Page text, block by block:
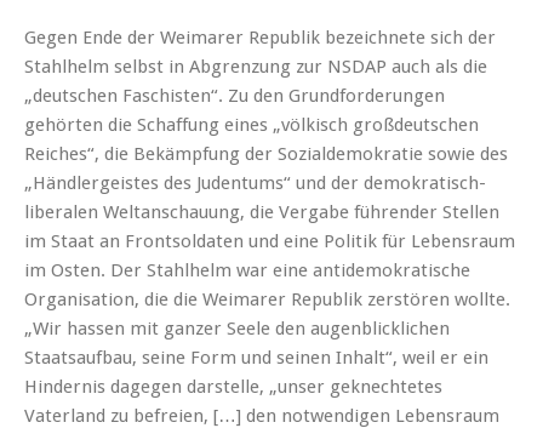
Gegen Ende der Weimarer Republik bezeichnete sich der
Stahlhelm selbst in Abgrenzung zur NSDAP auch als die
„deutschen Faschisten“. Zu den Grundforderungen
gehörten die Schaffung eines „völkisch großdeutschen
Reiches“, die Bekämpfung der Sozialdemokratie sowie des
„Händlergeistes des Judentums“ und der demokratisch-
liberalen Weltanschauung, die Vergabe führender Stellen
im Staat an Frontsoldaten und eine Politik für Lebensraum
im Osten. Der Stahlhelm war eine antidemokratische
Organisation, die die Weimarer Republik zerstören wollte.
„Wir hassen mit ganzer Seele den augenblicklichen
Staatsaufbau, seine Form und seinen Inhalt“, weil er ein
Hindernis dagegen darstelle, „unser geknechtetes
Vaterland zu befreien, […] den notwendigen Lebensraum